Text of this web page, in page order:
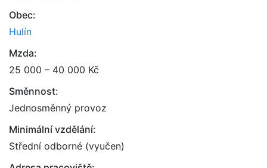
Obec:
Hulín
Mzda:
25 000 – 40 000 Kč
Směnnost:
Jednosměnný provoz
Minimální vzdělání:
Střední odborné (vyučen)